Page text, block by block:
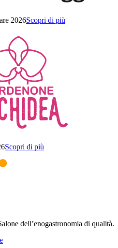
2026Scopri di più
Scopri di più
dell’enogastronomia di qualità.